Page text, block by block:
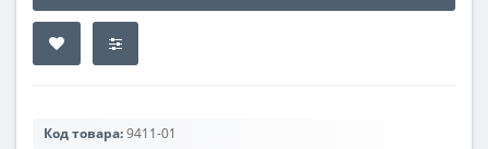
Код товара:9411-01